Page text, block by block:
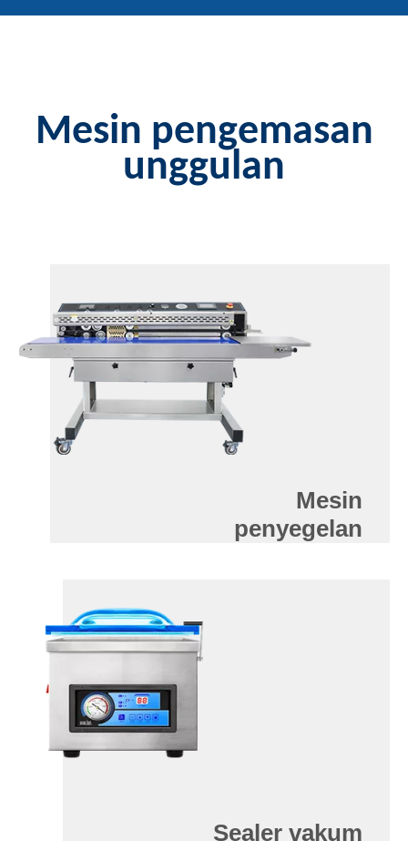
Mesin pengemasan
unggulan
Mesin
penyegelan
Sealer vakum